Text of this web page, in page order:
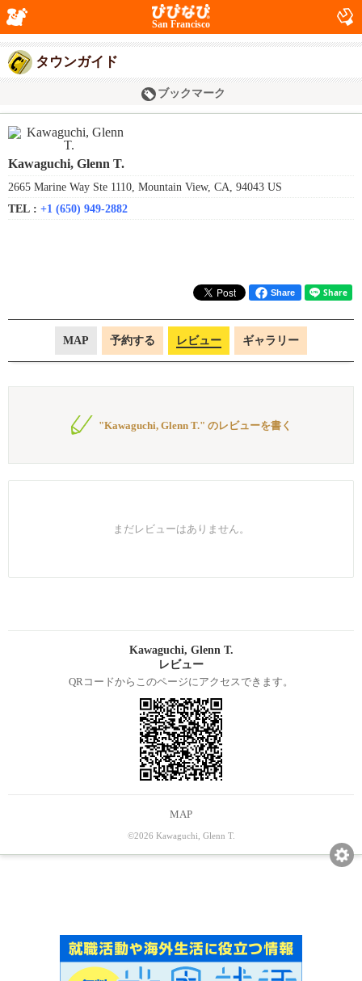
San Francisco
タウンガイド
ブックマーク
Kawaguchi, Glenn T.
2665 Marine Way Ste 1110, Mountain View, CA, 94043 US
TEL : +1 (650) 949-2882
Share
MAP 予約する レビュー ギャラリー
"Kawaguchi, Glenn T." のレビューを書く
まだレビューはありません。
Kawaguchi, Glenn T.
レビュー
QRコードからこのページにアクセスできます。
MAP
©2026 Kawaguchi, Glenn T.